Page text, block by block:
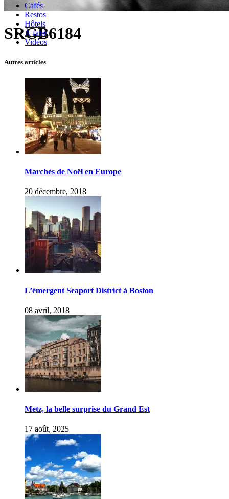
SRGB6184
Cafés
Restos
Hôtels
À faire
Vidéos
Autres articles
Marchés de Noël en Europe
20 décembre, 2018
L’émergent Seaport District à Boston
08 avril, 2018
Metz, la belle surprise du Grand Est
17 août, 2025